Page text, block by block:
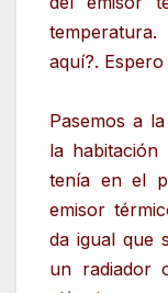
aquí?. Espero
Pasemos a
la habitación
tenía en el
emisor
da igual que
un radiador